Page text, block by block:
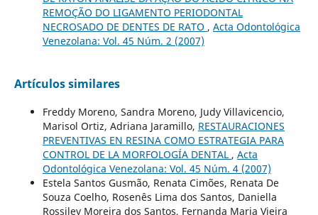
REMOÇÃO DO LIGAMENTO PERIODONTAL
NECROSADO DE DENTES DE RATO , Acta Odontológica
Venezolana: Vol. 45 Núm. 2 (2007)
Artículos similares
Freddy Moreno, Sandra Moreno, Judy Villavicencio,
Marisol Ortiz, Adriana Jaramillo, RESTAURACIONES
PREVENTIVAS EN RESINA COMO ESTRATEGIA PARA
CONTROL DE LA MORFOLOGÍA DENTAL , Acta
Odontológica Venezolana: Vol. 45 Núm. 4 (2007)
Estela Santos Gusmão, Renata Cimões, Renata De
Souza Coelho, Rosenês Lima dos Santos, Daniella
Rossiley Moreira dos Santos, Fernanda Maria Vieira